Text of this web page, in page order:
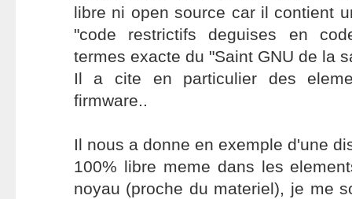
libre ni open source car il contient
"code restrictifs deguises en
termes exacte du "Saint GNU de la
Il a cite en particulier des
firmware..
Il nous a donne en exemple d'une
100% libre meme dans les
noyau (proche du materiel), je me